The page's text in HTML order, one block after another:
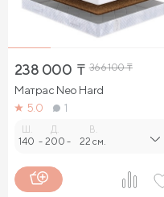
238 000 ₸ 366 100₸
Матрас Neo Hard
5.0
1
140 -
Д.
200 -
В.
22 см.